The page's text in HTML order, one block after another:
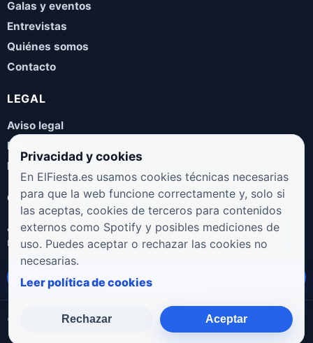
Galas y eventos
Entrevistas
Quiénes somos
Contacto
LEGAL
Aviso legal
Política de privacidad
Política de cookies
COLABORA
¿Eres artista, manager, sello o promotor? Envíanos tus
novedades, galas, entrevistas o propuestas musicales.
Enviar propuesta
© 2026 ElFiesta.es Noticias · Galas · Entrevistas · Música
Privacidad y cookies
En ElFiesta.es usamos cookies técnicas necesarias
para que la web funcione correctamente y, solo si
las aceptas, cookies de terceros para contenidos
externos como Spotify y posibles mediciones de
uso. Puedes aceptar o rechazar las cookies no
necesarias.
Leer política de cookies
Rechazar Aceptar